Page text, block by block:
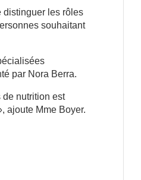
distinguer les rôles
souhaitant
par Nora Berra.
de nutrition est
ajoute Mme Boyer.